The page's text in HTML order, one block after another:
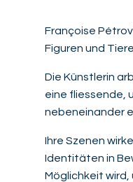
Françoise
Figuren und
Die Künstlerin
eine fliessende,
nebeneinander
Ihre Szenen
Identitäten in
Möglichkeit wird,